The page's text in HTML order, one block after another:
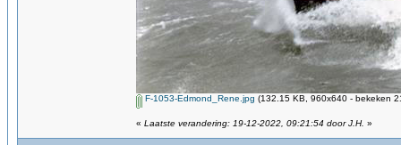
F-1053-Edmond_Rene.jpg (132.15 KB, 960x640 - bekeken
« Laatste verandering: 19-12-2022, 09:21:54 door J.H. »